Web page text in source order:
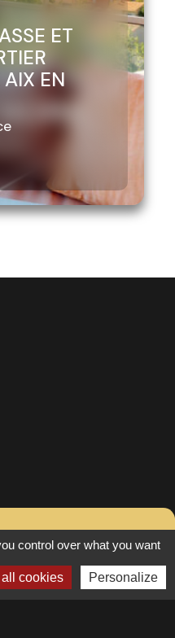
pour
ET
AIX EN
control over what you want
all cookies Personalize